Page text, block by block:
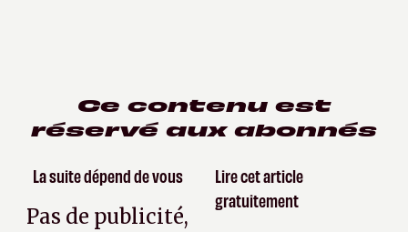
Ce contenu est
réservé aux abonnés
La suite dépend de vous
Pas de publicité,
Lire cet article
gratuitement